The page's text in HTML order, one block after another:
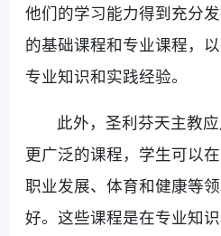
他们的学习能力得到充分
的基础课程和专业课程，
专业知识和实践经验。
此外，圣利芬天主教
更广泛的课程，学生可以
职业发展、体育和健康等
好。这些课程是在专业知